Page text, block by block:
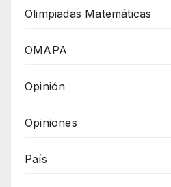
Olimpiadas Matemáticas
OMAPA
Opinión
Opiniones
País